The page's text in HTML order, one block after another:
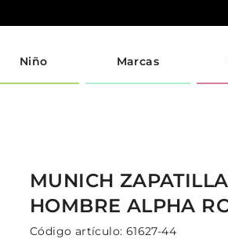
Niño Marcas
MUNICH
HOMBRE ALPHA
Código artículo: 61627-44